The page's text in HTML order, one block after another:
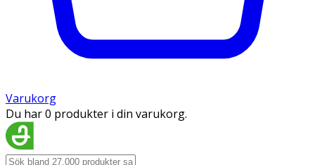
Varukorg
Du har 0 produkter i din varukorg.